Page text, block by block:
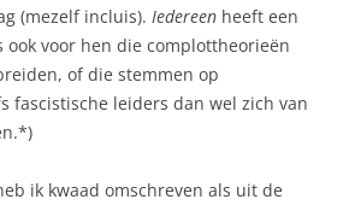
(mezelf incluis). Iedereen heeft een
ook voor hen die complottheorieën
of die stemmen op
fascistische leiders dan wel zich van
ik kwaad omschreven als uit de